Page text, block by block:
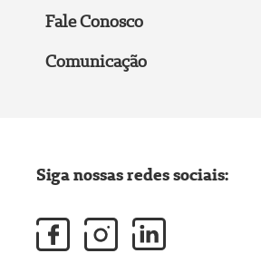
Fale Conosco
Comunicação
Siga nossas redes sociais: